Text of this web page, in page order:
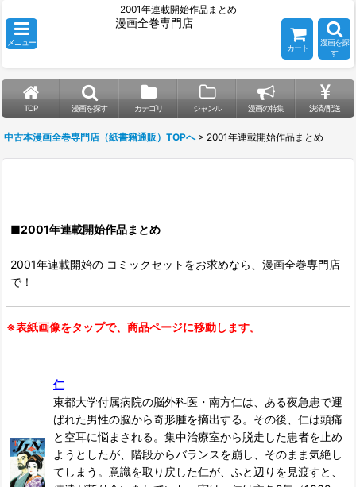
2001年連載開始作品まとめ
メニュー
漫画全巻専門店
カート
漫画を探
す
TOP 漫画を探す カテゴリ ジャンル 漫画の特集 決済/配送
中古本漫画全巻専門店（紙書籍通販）TOPへ > 2001年連載開始作品まとめ
■2001年連載開始作品まとめ
2001年連載開始の コミックセットをお求めなら、漫画全巻専門店
で！
※表紙画像をタップで、商品ページに移動します。
仁
東都大学付属病院の脳外科医・南方仁は、ある夜急患で運
ばれた男性の脳から奇形腫を摘出する。その後、仁は頭痛
と空耳に悩まされる。集中治療室から脱走した患者を止め
ようとしたが、階段からバランスを崩し、そのまま気絶し
てしまう。意識を取り戻した仁が、ふと辺りを見渡すと、